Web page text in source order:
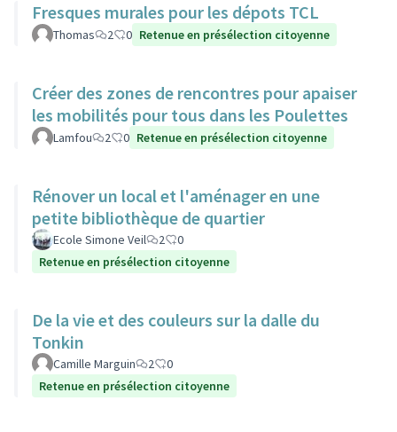
Fresques murales pour les dépots TCL
Thomas 2 0 Retenue en présélection citoyenne
Créer des zones de rencontres pour apaiser
les mobilités pour tous dans les Poulettes
Lamfou 2 0 Retenue en présélection citoyenne
Rénover un local et l'aménager en une
petite bibliothèque de quartier
Ecole Simone Veil 2
0
Retenue en présélection citoyenne
De la vie et des couleurs sur la dalle du
Tonkin
Camille Marguin 2
0
Retenue en présélection citoyenne